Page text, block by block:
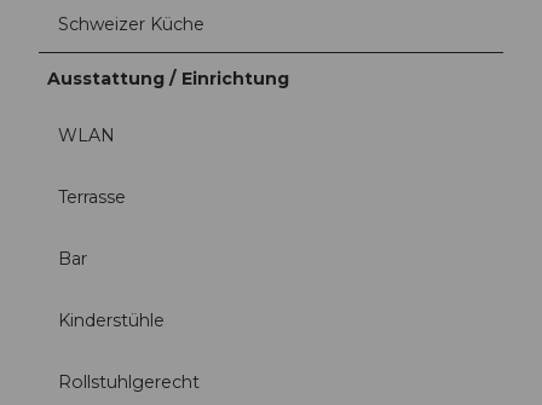
Schweizer Küche
Ausstattung / Einrichtung
WLAN
Terrasse
Bar
Kinderstühle
Rollstuhlgerecht